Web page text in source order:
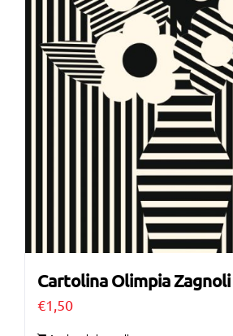
Cartolina Olimpia
€1,50